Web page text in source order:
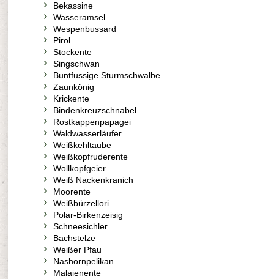
Bekassine
Wasseramsel
Wespenbussard
Pirol
Stockente
Singschwan
Buntfussige Sturmschwalbe
Zaunkönig
Krickente
Bindenkreuzschnabel
Rostkappenpapagei
Waldwasserläufer
Weißkehltaube
Weißkopfruderente
Wollkopfgeier
Weiß Nackenkranich
Moorente
Weißbürzellori
Polar-Birkenzeisig
Schneesichler
Bachstelze
Weißer Pfau
Nashornpelikan
Malaienente